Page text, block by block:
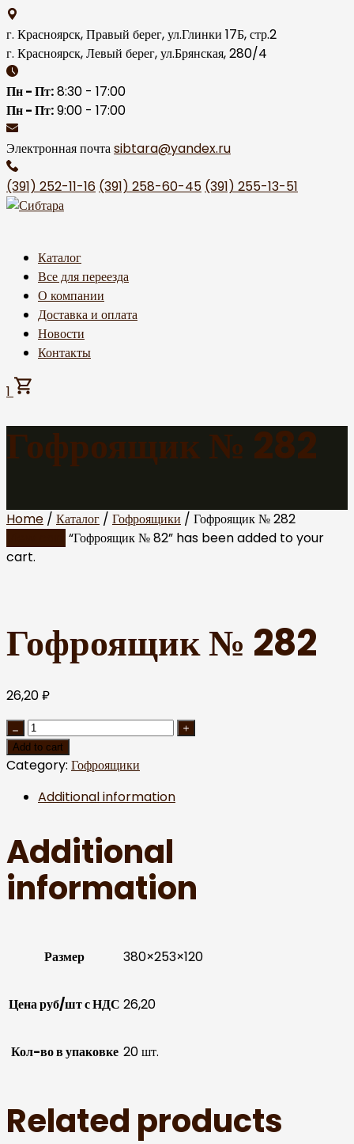
Skip
to
content
г. Красноярск, Правый берег, ул.Глинки 17Б, стр.2
г. Красноярск, Левый берег, ул.Брянская, 280/4
Пн - Пт:8:30 - 17:00
Пн - Пт:9:00 - 17:00
Электронная почтаsibtara@yandex.ru
(391) 252-11-16 (391) 258-60-45 (391) 255-13-51
Каталог
Все для переезда
О компании
Доставка и оплата
Новости
Контакты
1
Гофроящик № 282
Home / Каталог / Гофроящики / Гофроящик № 282
“Гофроящик № 82” has been added to your
cart.
Гофроящик № 282
26,20₽
Add to cart
Category: Гофроящики
Additional information
Additional
information
Размер 380×253×120
Цена руб/шт с НДС 26,20
Кол-во в упаковке 20 шт.
Related products